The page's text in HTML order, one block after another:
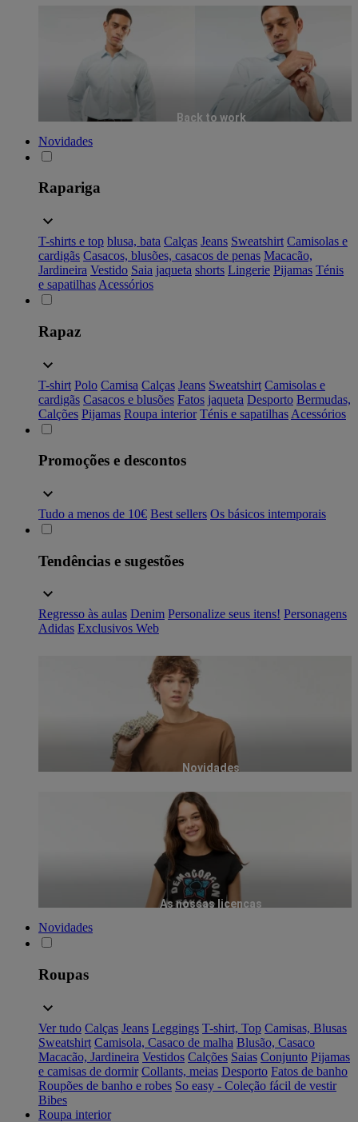
Back to work
Novidades
Rapariga
T-shirts e top blusa, bata Calças Jeans Sweatshirt Camisolas e
cardigãs Casacos, blusões, casacos de penas Macacão,
Jardineira Vestido Saia jaqueta shorts Lingerie Pijamas Ténis
e sapatilhas Acessórios
Rapaz
T-shirt Polo Camisa Calças Jeans Sweatshirt Camisolas e
cardigãs Casacos e blusões Fatos jaqueta Desporto Bermudas,
Calções Pijamas Roupa interior Ténis e sapatilhas Acessórios
Promoções e descontos
Tudo a menos de 10€ Best sellers Os básicos intemporais
Tendências e sugestões
Regresso às aulas Denim Personalize seus itens! Personagens
Adidas Exclusivos Web
Novidades
As nossas licenças
Novidades
Roupas
Ver tudo Calças Jeans Leggings T-shirt, Top Camisas, Blusas
Sweatshirt Camisola, Casaco de malha Blusão, Casaco
Macacão, Jardineira Vestidos Calções Saias Conjunto Pijamas
e camisas de dormir Collants, meias Desporto Fatos de banho
Roupões de banho e robes So easy - Coleção fácil de vestir
Bibes
Roupa interior